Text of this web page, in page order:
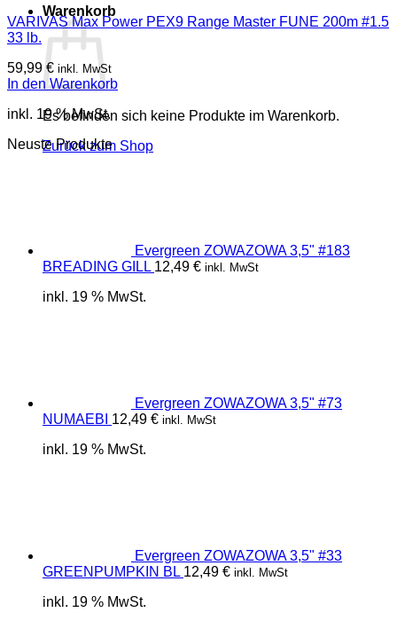
Warenkorb
Es befinden sich keine Produkte im Warenkorb.
Zurück zum Shop
VARIVAS Max Power PEX9 Range Master FUNE 200m #1.5
33 lb.
59,99€ inkl. MwSt
In den Warenkorb
inkl. 19 % MwSt.
Neuste Produkte
Evergreen ZOWAZOWA 3,5" #183
BREADING GILL 12,49 € inkl. MwSt
inkl. 19 % MwSt.
Evergreen ZOWAZOWA 3,5" #73
NUMAEBI 12,49 € inkl. MwSt
inkl. 19 % MwSt.
Evergreen ZOWAZOWA 3,5" #33
GREENPUMPKIN BL 12,49 € inkl. MwSt
inkl. 19 % MwSt.